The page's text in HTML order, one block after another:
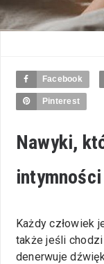
Facebook
Pinterest
Nawyki,
intymności
Każdy człowiek
także jeśli
denerwuje